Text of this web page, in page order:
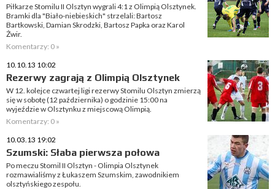
Piłkarze Stomilu II Olsztyn wygrali 4:1 z Olimpią Olsztynek.
Bramki dla "Biało-niebieskich" strzelali: Bartosz
Bartkowski, Damian Skrodzki, Bartosz Papka oraz Karol
Żwir.
Komentarzy: 0 »
10.10.13 10:02
Rezerwy zagrają z Olimpią Olsztynek
W 12. kolejce czwartej ligi rezerwy Stomilu Olsztyn zmierzą
się w sobotę (12 października) o godzinie 15:00 na
wyjeździe w Olsztynku z miejscową Olimpią.
Komentarzy: 0 »
10.03.13 19:02
Szumski: Słaba pierwsza połowa
Po meczu Stomil II Olsztyn - Olimpia Olsztynek
rozmawialiśmy z Łukaszem Szumskim, zawodnikiem
olsztyńskiego zespołu.